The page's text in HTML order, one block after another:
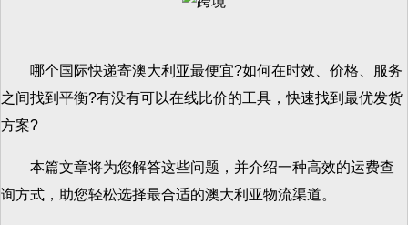
哪个国际快递寄澳大利亚最便宜?如何在时效、价格、服务
之间找到平衡?有没有可以在线比价的工具，快速找到最优发货
方案?
本篇文章将为您解答这些问题，并介绍一种高效的运费查
询方式，助您轻松选择最合适的澳大利亚物流渠道。